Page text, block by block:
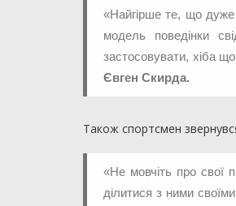
«Найгірше те, що
модель поведінки
застосовувати, хіба
Євген Скирда.
Також спортсмен
«Не мовчіть про свої
ділитися з ними